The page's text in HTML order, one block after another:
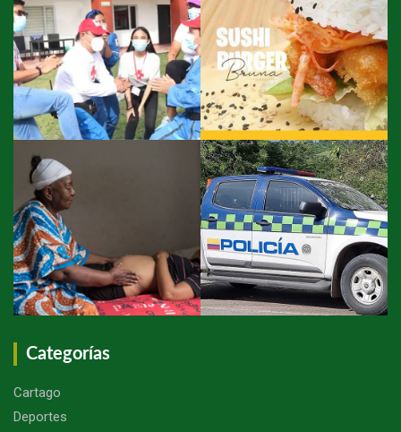
Categorías
Cartago
Deportes